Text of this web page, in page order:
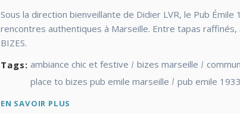
Sous la direction bienveillante de Didier LVR, le Pub
rencontres authentiques à Marseille. Entre tapas
BIZES.
Tags: ambiance chic et festive bizes marseille
place to bizes pub emile marseille
pub emile 1933
EN SAVOIR PLUS